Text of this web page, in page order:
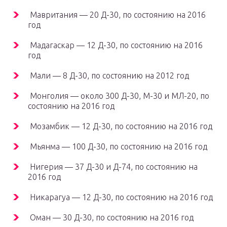
Мавритания — 20 Д-30, по состоянию на 2016
год
Мадагаскар — 12 Д-30, по состоянию на 2016
год
Мали — 8 Д-30, по состоянию на 2012 год
Монголия — около 300 Д-30, М-30 и МЛ-20, по
состоянию на 2016 год
Мозамбик — 12 Д-30, по состоянию на 2016 год
Мьянма — 100 Д-30, по состоянию на 2016 год
Нигерия — 37 Д-30 и Д-74, по состоянию на
2016 год
Никарагуа — 12 Д-30, по состоянию на 2016 год
Оман — 30 Д-30, по состоянию на 2016 год